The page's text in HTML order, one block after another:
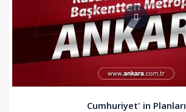
Cumhuriyet' in Planları